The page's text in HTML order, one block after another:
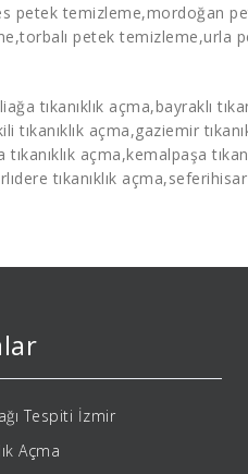
petek temizleme,mordoğan
,torbalı petek temizleme,urla
tıkanıklık açma,bayraklı
tıkanıklık açma,gaziemir
tıkanıklık açma,kemalpaşa
tıkanıklık açma,seferihisar
Tespiti İzmir
Açma